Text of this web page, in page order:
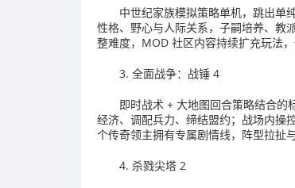
中世纪家族模拟策略单机，跳出单
性格、野心与人际关系，子嗣培养、教
整难度，MOD 社区内容持续扩充玩法
3. 全面战争：战锤 4
即时战术 + 大地图回合策略结合的
经济、调配兵力、缔结盟约；战场内操
个传奇领主拥有专属剧情线，阵型拉扯
4. 杀戮尖塔 2